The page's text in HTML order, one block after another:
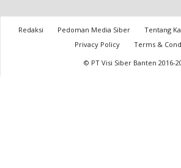
Redaksi Pedoman Media Siber Tentang
Privacy Policy
Terms &
© PT Visi Siber Banten 2016-